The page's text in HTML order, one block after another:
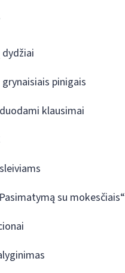
pinigais
klausimai
su mokesčiais“